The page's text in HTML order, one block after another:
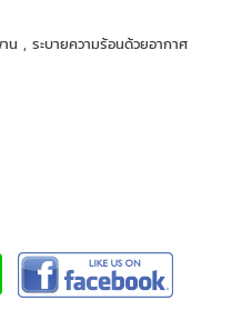
, ระบายความร้อนด้วยอากาศ